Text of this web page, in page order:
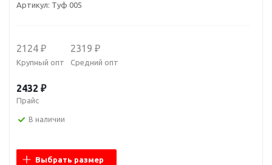
Артикул: Туф 005
2124 ₽
Крупный опт
2319 ₽
Средний опт
2432 ₽
Прайс
В наличии
Выбрать размер